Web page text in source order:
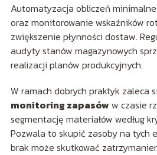
Automatyzacja obliczeń
oraz monitorowanie wskaźników
zwiększenie płynności dostaw.
audyty stanów magazynowych
realizacji planów produkcyjnych.
W ramach dobrych praktyk zaleca
monitoring zapasów w czasie
segmentację materiałów według
Pozwala to skupić zasoby na tych
brak może skutkować